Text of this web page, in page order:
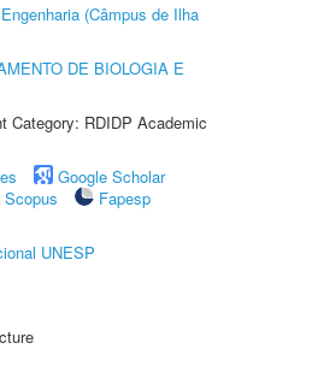
(Câmpus de Ilha
DE BIOLOGIA E
Category: RDIDP Academic
Google Scholar
Scopus
Fapesp
UNESP